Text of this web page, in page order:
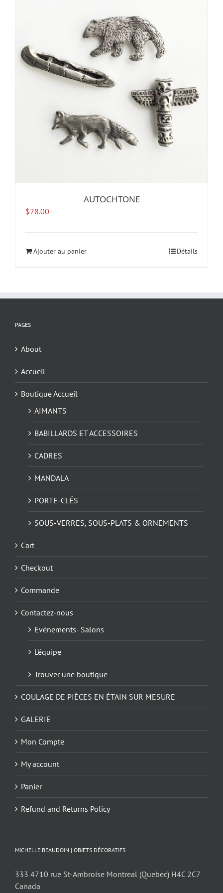
AUTOCHTONE
$28.00
Ajouter au panier Détails
PAGES
About
Accueil
Boutique Accueil
AIMANTS
BABILLARDS ET ACCESSOIRES
CADRES
MANDALA
PORTE-CLÉS
SOUS-VERRES, SOUS-PLATS & ORNEMENTS
Cart
Checkout
Commande
Contactez-nous
Evénements- Salons
L’équipe
Trouver une boutique
COULAGE DE PIÈCES EN ÉTAIN SUR MESURE
GALERIE
Mon Compte
My account
Panier
Refund and Returns Policy
MICHELLE BEAUDOIN | OBJETS DÉCORATIFS
333 4710 rue St-Ambroise Montreal (Quebec) H4C 2C7
Canada